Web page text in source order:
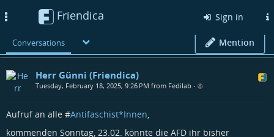
Friendica Sign in
Conversations Mention
Herr Günni (Friendica)
Tuesday, February 18, 2025, 9:26 PM from Fedilab •
Aufruf an alle #Antifaschist*Innen,
kommenden Sonntag, 23.02. könnte die AFD ihr bisher